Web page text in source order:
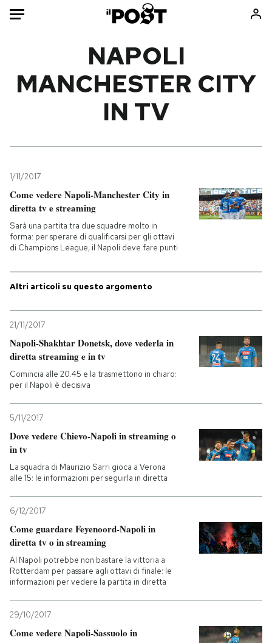
HOME
Internet
Scienza
Cultura
Economia
Sport
Moda
Libri
Media
Altrecose
Mondiali calcio 2026
I MIEI PREFERITI
SHOP
CALENDARIO
AREA PERSONALE
NAPOLI
MANCHESTER CITY
IN TV
1/11/2017
Come vedere Napoli-Manchester City in
diretta tv e streaming
Sarà una partita tra due squadre molto in
forma: per sperare di qualificarsi per gli ottavi
di Champions League, il Napoli deve fare punti
Altri articoli su questo argomento
21/11/2017
Napoli-Shakhtar Donetsk, dove vederla in
diretta streaming e in tv
Comincia alle 20.45 e la trasmettono in chiaro:
per il Napoli è decisiva
5/11/2017
Dove vedere Chievo-Napoli in streaming o
in tv
La squadra di Maurizio Sarri gioca a Verona
alle 15: le informazioni per seguirla in diretta
6/12/2017
Come guardare Feyenoord-Napoli in
diretta tv o in streaming
Al Napoli potrebbe non bastare la vittoria a
Rotterdam per passare agli ottavi di finale: le
informazioni per vedere la partita in diretta
29/10/2017
Come vedere Napoli-Sassuolo in